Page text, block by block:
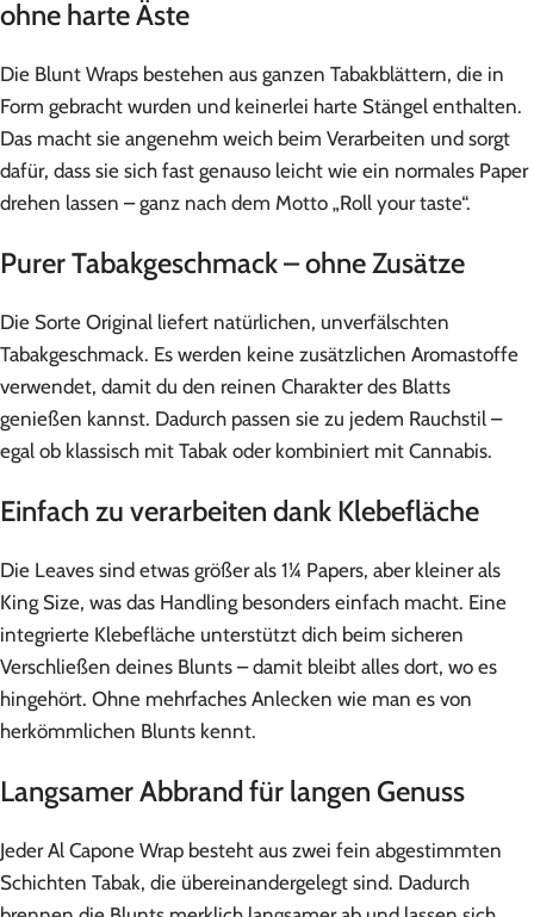
ohne harte Äste
Die Blunt Wraps bestehen aus ganzen Tabakblättern, die in
Form gebracht wurden und keinerlei harte Stängel enthalten.
Das macht sie angenehm weich beim Verarbeiten und sorgt
dafür, dass sie sich fast genauso leicht wie ein normales Paper
drehen lassen – ganz nach dem Motto „Roll your taste“.
Purer Tabakgeschmack – ohne Zusätze
Die Sorte Original liefert natürlichen, unverfälschten
Tabakgeschmack. Es werden keine zusätzlichen Aromastoffe
verwendet, damit du den reinen Charakter des Blatts
genießen kannst. Dadurch passen sie zu jedem Rauchstil –
egal ob klassisch mit Tabak oder kombiniert mit Cannabis.
Einfach zu verarbeiten dank Klebefläche
Die Leaves sind etwas größer als 1¼ Papers, aber kleiner als
King Size, was das Handling besonders einfach macht. Eine
integrierte Klebefläche unterstützt dich beim sicheren
Verschließen deines Blunts – damit bleibt alles dort, wo es
hingehört. Ohne mehrfaches Anlecken wie man es von
herkömmlichen Blunts kennt.
Langsamer Abbrand für langen Genuss
Jeder Al Capone Wrap besteht aus zwei fein abgestimmten
Schichten Tabak, die übereinandergelegt sind. Dadurch